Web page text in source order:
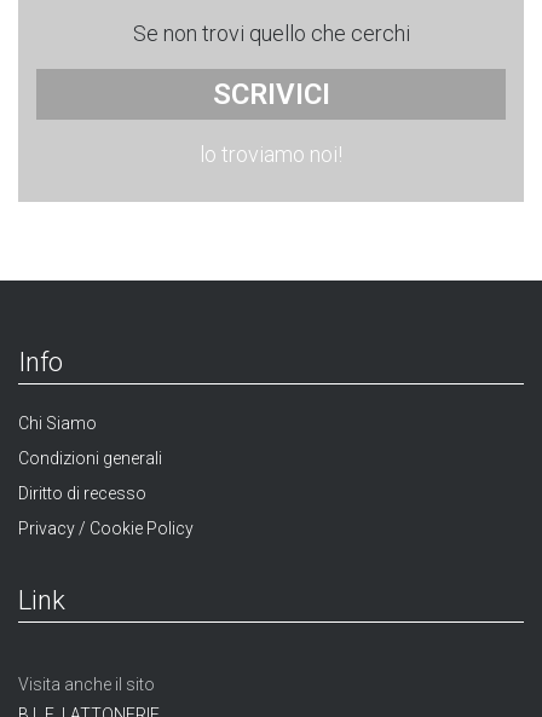
Se non trovi quello che cerchi
SCRIVICI
lo troviamo noi!
Info
Chi Siamo
Condizioni generali
Diritto di recesso
Privacy / Cookie Policy
Link
Visita anche il sito